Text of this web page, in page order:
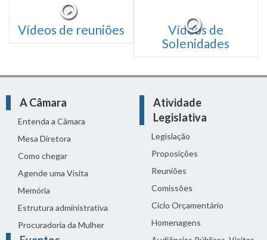
Vídeos de reuniões
Vídeos de
Solenidades
A Câmara
Entenda a Câmara
Mesa Diretora
Como chegar
Agende uma Visita
Memória
Estrutura administrativa
Procuradoria da Mulher
Atividade
Legislativa
Legislação
Proposições
Reuniões
Comissões
Ciclo Orçamentário
Homenagens